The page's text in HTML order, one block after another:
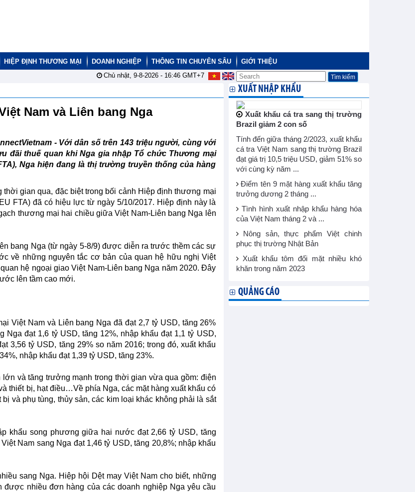
HIỆP ĐỊNH THƯƠNG MẠI DOANH NGHIỆP THÔNG TIN CHUYÊN SÂU
GIỚI THIỆU
Chủ nhật, 9-8-2026 - 16:46GMT+7
Nam và Liên bang Nga
- Với dân số trên 143 triệu người, cùng với
đãi thuế quan khi Nga gia nhập Tổ chức Thương mại
Nga hiện đang là thị trường truyền thống của hàng
gian qua, đặc biệt trong bối cảnh Hiệp định thương mại
FTA) đã có hiệu lực từ ngày 5/10/2017. Hiệp định này là
thương mại hai chiều giữa Việt Nam-Liên bang Nga lên
bang Nga (từ ngày 5-8/9) được diễn ra trước thềm các sự
về những nguyên tắc cơ bản của quan hệ hữu nghị Việt
hệ ngoại giao Việt Nam-Liên bang Nga năm 2020. Đây
lên tầm cao mới.
Việt Nam và Liên bang Nga đã đạt 2,7 tỷ USD, tăng 26%
đạt 1,6 tỷ USD, tăng 12%, nhập khẩu đạt 1,1 tỷ USD,
3,56 tỷ USD, tăng 29% so năm 2016; trong đó, xuất khẩu
nhập khẩu đạt 1,39 tỷ USD, tăng 23%.
và tăng trưởng mạnh trong thời gian vừa qua gồm: điện
thiết bị, hạt điều…Về phía Nga, các mặt hàng xuất khẩu có
và phụ tùng, thủy sản, các kim loại khác không phải là sắt
khẩu song phương giữa hai nước đạt 2,66 tỷ USD, tăng
Nam sang Nga đạt 1,46 tỷ USD, tăng 20,8%; nhập khẩu
sang Nga. Hiệp hội Dệt may Việt Nam cho biết, những
nhiều đơn hàng của các doanh nghiệp Nga yêu cầu
XUẤT NHẬP KHẨU
Xuất khẩu cá tra sang thị trường
Brazil giảm 2 con số
Tính đến giữa tháng 2/2023, xuất khẩu
cá tra Việt Nam sang thị trường Brazil
đạt giá trị 10,5 triệu USD, giảm 51% so
với cùng kỳ năm ...
Điểm tên 9 mặt hàng xuất khẩu tăng
trưởng dương 2 tháng ...
Tình hình xuất nhập khẩu hàng hóa
của Việt Nam tháng 2 và ...
Nông sản, thực phẩm Việt chinh
phục thị trường Nhật Bản
Xuất khẩu tôm đối mặt nhiều khó
khăn trong năm 2023
QUẢNG CÁO